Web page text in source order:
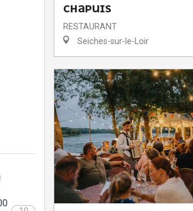
CHAPUIS
RESTAURANT
Seiches-sur-le-Loir